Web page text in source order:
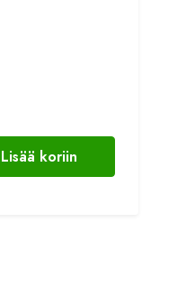
Lisää koriin